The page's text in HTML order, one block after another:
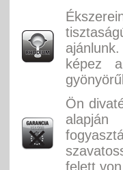
képez
Ön
felett von